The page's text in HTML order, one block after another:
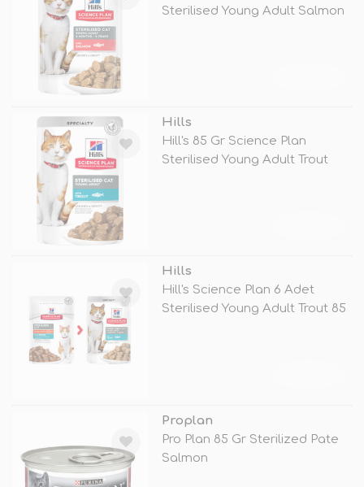
Sterilised Young Adult Salmon
Hills
Hill's 85 Gr Science Plan
Sterilised Young Adult Trout
Hills
Hill's Science Plan 6 Adet
Sterilised Young Adult Trout 85
Proplan
Pro Plan 85 Gr Sterilized Pate
Salmon